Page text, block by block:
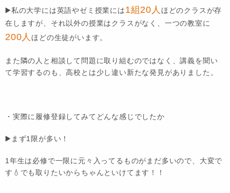
▶️私の大学には英語やゼミ授業には1組20人 ほどのクラスが存
在しますが、それ以外の授業はクラスがなく、一つの教室に
200人ほどの生徒がいます。
また隣の人と相談して問題に取り組むのではなく、講義を聞い
て学習するのも、高校とは少し違い新たな発見がありました。
・実際に履修登録してみてどんな感じでしたか
▶️ まず1限が多い！
1年生は必修で一限に元々入ってるものがまだ多いので、大変で
す💧でも取りたいからちゃんといけてます！！